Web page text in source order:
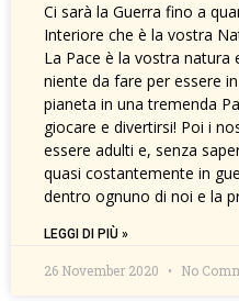
Ci sarà la Guerra fino a
Interiore che è la vostra
La Pace è la vostra natura
niente da fare per essere
pianeta in una tremenda
giocare e divertirsi! Poi i
essere adulti e, senza
quasi costantemente in
dentro ognuno di noi e la
LEGGI DI PIÙ »
26 November 2020 No